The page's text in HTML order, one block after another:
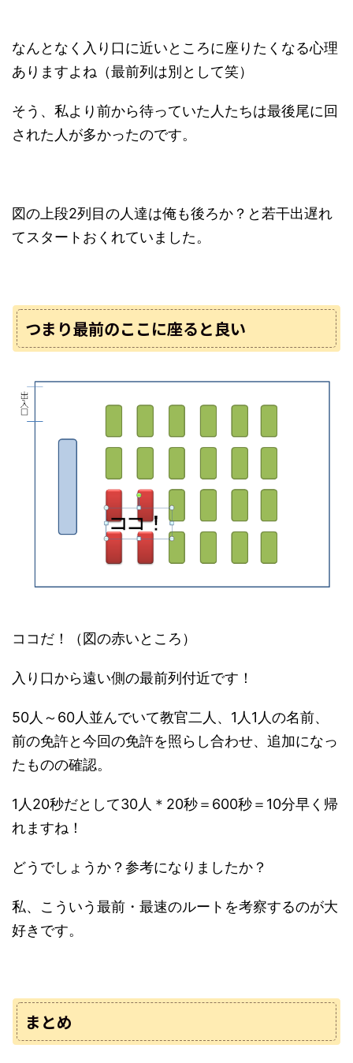
なんとなく入り口に近いところに座りたくなる心理
ありますよね（最前列は別として笑）
そう、私より前から待っていた人たちは最後尾に回
された人が多かったのです。
図の上段2列目の人達は俺も後ろか？と若干出遅れ
てスタートおくれていました。
つまり最前のここに座ると良い
ココだ！（図の赤いところ）
入り口から遠い側の最前列付近です！
50人～60人並んでいて教官二人、1人1人の名前、
前の免許と今回の免許を照らし合わせ、追加になっ
たものの確認。
1人20秒だとして30人＊20秒＝600秒＝10分早く帰
れますね！
どうでしょうか？参考になりましたか？
私、こういう最前・最速のルートを考察するのが大
好きです。
まとめ